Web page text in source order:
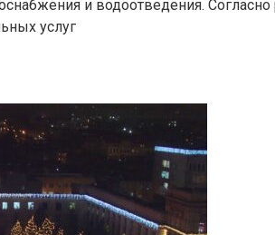
и водоотведения.
услуг